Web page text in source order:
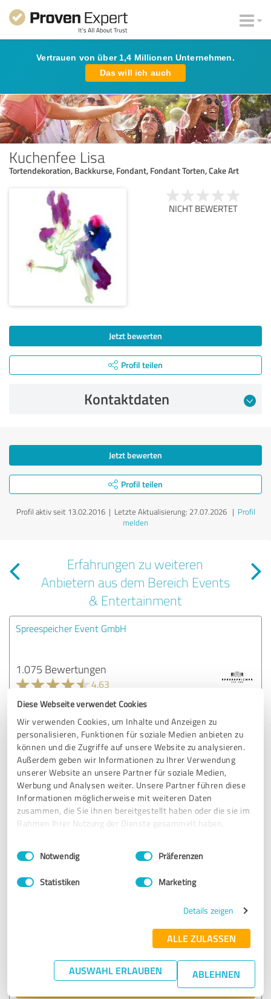
Diese Webseite verwendet Cookies
Wir verwenden Cookies, um Inhalte und Anzeigen zu
personalisieren, Funktionen für soziale Medien anbieten zu
können und die Zugriffe auf unsere Website zu analysieren.
Außerdem geben wir Informationen zu Ihrer Verwendung
unserer Website an unsere Partner für soziale Medien,
Werbung und Analysen weiter. Unsere Partner führen diese
Informationen möglicherweise mit weiteren Daten
zusammen, die Sie ihnen bereitgestellt haben oder die sie im
Rahmen Ihrer Nutzung der Dienste gesammelt haben.
Impressum Datenschutzbestimmungen
Einwilligungsauswahl
Notwendig Präferenzen
Statistiken Marketing
Details zeigen
ALLE ZULASSEN
AUSWAHL ERLAUBEN ABLEHNEN
Vertrauen von über 1,4 Millionen Unternehmen.
Das will ich auch
Kuchenfee Lisa
Tortendekoration, Backkurse, Fondant, Fondant Torten, Cake Art
NICHT BEWERTET
Jetzt bewerten
Profil teilen
Kontaktdaten
Jetzt bewerten
Profil teilen
Profil aktiv seit 13.02.2016 | Letzte Aktualisierung: 27.07.2026| Profil
melden
Erfahrungen zu weiteren
Anbietern aus dem Bereich Events
& Entertainment
Spreespeicher Event GmbH
1.075 Bewertungen
4.63
von
5
Tipp: Die passenden Experten finden - mit
dem ExpertCompass
Fordern Sie kostenlos Angebote an, von Dienstleistern in ganz
Deutschland, die von anderen Kunden bereits bewertet und
empfohlen wurden.
14.671 Treffer
zu Events & Entertainment in Dormagen